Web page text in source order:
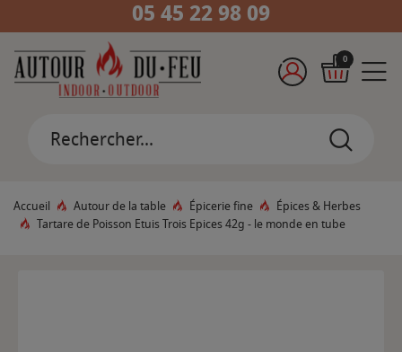
05 45 22 98 09
0
Accueil Autour de la table Épicerie fine
Épices & Herbes
Tartare de Poisson Etuis Trois Epices 42g - le monde en tube